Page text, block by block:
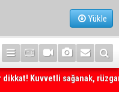
Yükle
Kuvvetli sağanak,
bin 250 kadro ihdas edildi